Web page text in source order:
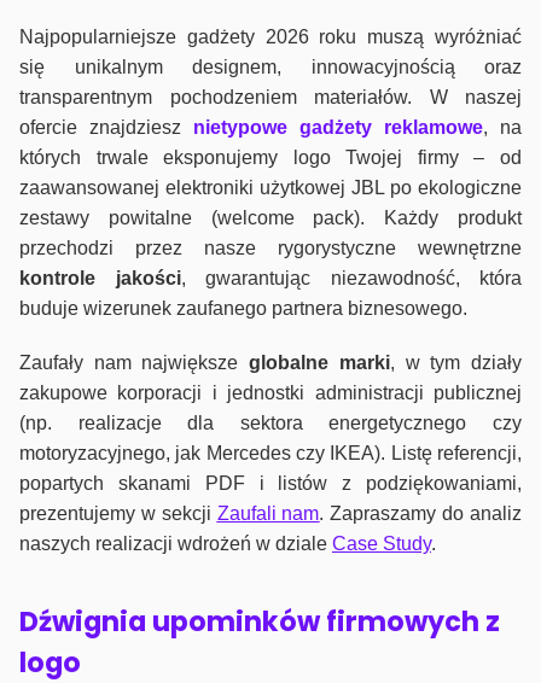
Najpopularniejsze gadżety 2026 roku muszą wyróżniać
się unikalnym designem, innowacyjnością oraz
transparentnym pochodzeniem materiałów. W naszej
ofercie znajdziesz nietypowe gadżety reklamowe, na
których trwale eksponujemy logo Twojej firmy – od
zaawansowanej elektroniki użytkowej JBL po ekologiczne
zestawy powitalne (welcome pack). Każdy produkt
przechodzi przez nasze rygorystyczne wewnętrzne
kontrole jakości, gwarantując niezawodność, która
buduje wizerunek zaufanego partnera biznesowego.
Zaufały nam największeglobalne marki, w tym działy
zakupowe korporacji i jednostki administracji publicznej
(np. realizacje dla sektora energetycznego czy
motoryzacyjnego, jak Mercedes czy IKEA). Listę referencji,
popartych skanami PDF i listów z podziękowaniami,
prezentujemy w sekcji Zaufali nam. Zapraszamy do analiz
naszych realizacji wdrożeń w dziale Case Study.
Dźwignia upominków firmowych z
logo